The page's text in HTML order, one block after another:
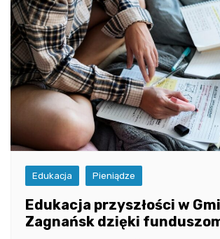
Edukacja Pieniądze
Edukacja przyszłości w
Zagnańsk dzięki